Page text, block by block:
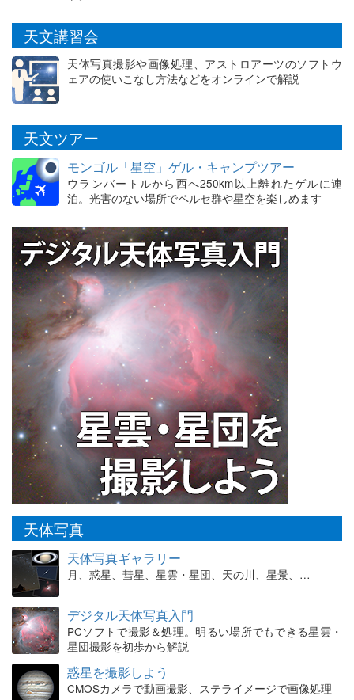
天文講習会
天体写真撮影や画像処理、アストロアーツのソフトウ
ェアの使いこなし方法などをオンラインで解説
天文ツアー
モンゴル「星空」ゲル・キャンプツアー
ウランバートルから西へ250km以上離れたゲルに連
泊。光害のない場所でペルセ群や星空を楽しめます
天体写真
天体写真ギャラリー
月、惑星、彗星、星雲・星団、天の川、星景、…
デジタル天体写真入門
PCソフトで撮影＆処理。明るい場所でもできる星雲・
星団撮影を初歩から解説
惑星を撮影しよう
CMOSカメラで動画撮影、ステライメージで画像処理